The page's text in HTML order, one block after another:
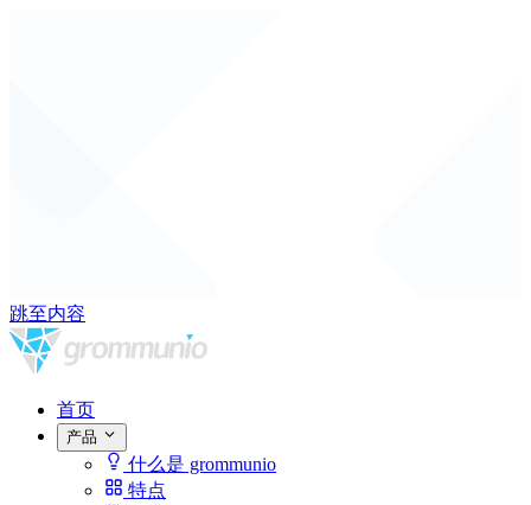
跳至内容
首页
产品
什么是 grommunio
特点